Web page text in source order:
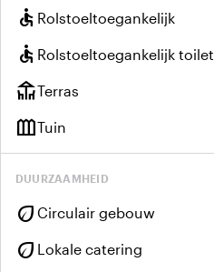
accessible Rolstoeltoegankelijk
accessible Rolstoeltoegankelijk toilet
deckTerras
outdoor_gardenTuin
DUURZAAMHEID
eco Circulair gebouw
eco Lokale catering